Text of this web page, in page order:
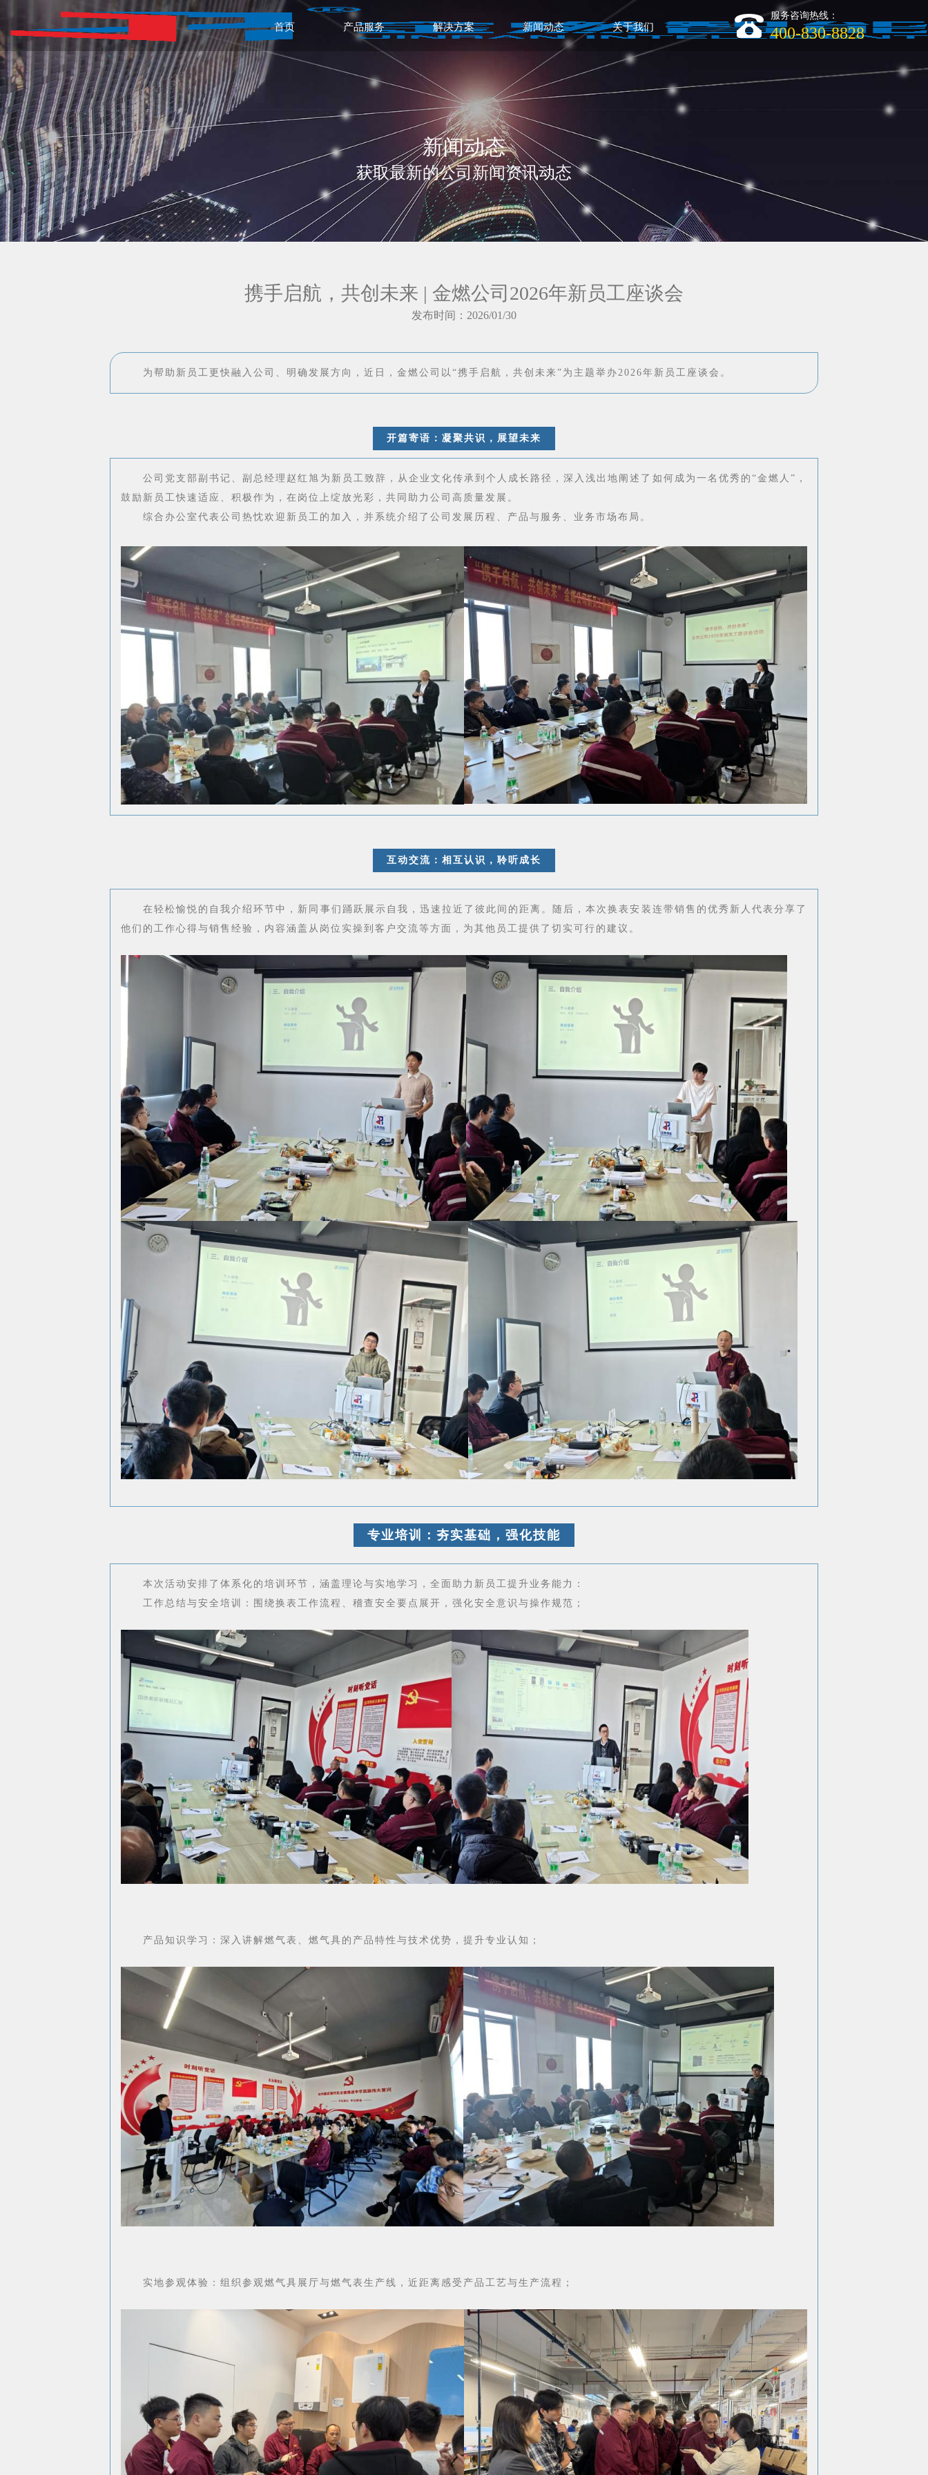
服务咨询热线：
400-830-8828
首页 产品服务 解决方案 新闻动态 关于我们
新闻动态
获取最新的公司新闻资讯动态
携手启航，共创未来 | 金燃公司2026年新员工座谈会
发布时间：2026/01/30